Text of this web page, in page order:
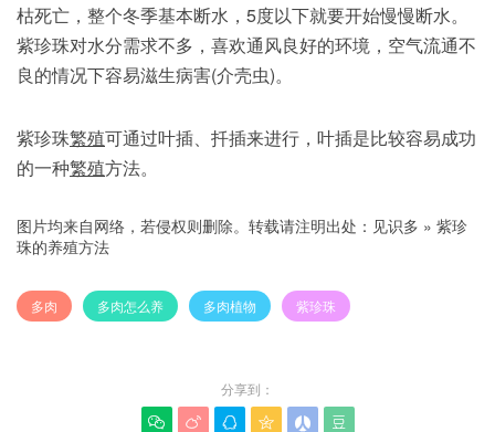
枯死亡，整个冬季基本断水，5度以下就要开始慢慢断水。
紫珍珠对水分需求不多，喜欢通风良好的环境，空气流通不
良的情况下容易滋生病害(介壳虫)。
紫珍珠繁殖可通过叶插、扦插来进行，叶插是比较容易成功
的一种繁殖方法。
图片均来自网络，若侵权则删除。转载请注明出处： 见识多 » 紫珍
珠的养殖方法
多肉 多肉怎么养 多肉植物 紫珍珠
分享到：
     